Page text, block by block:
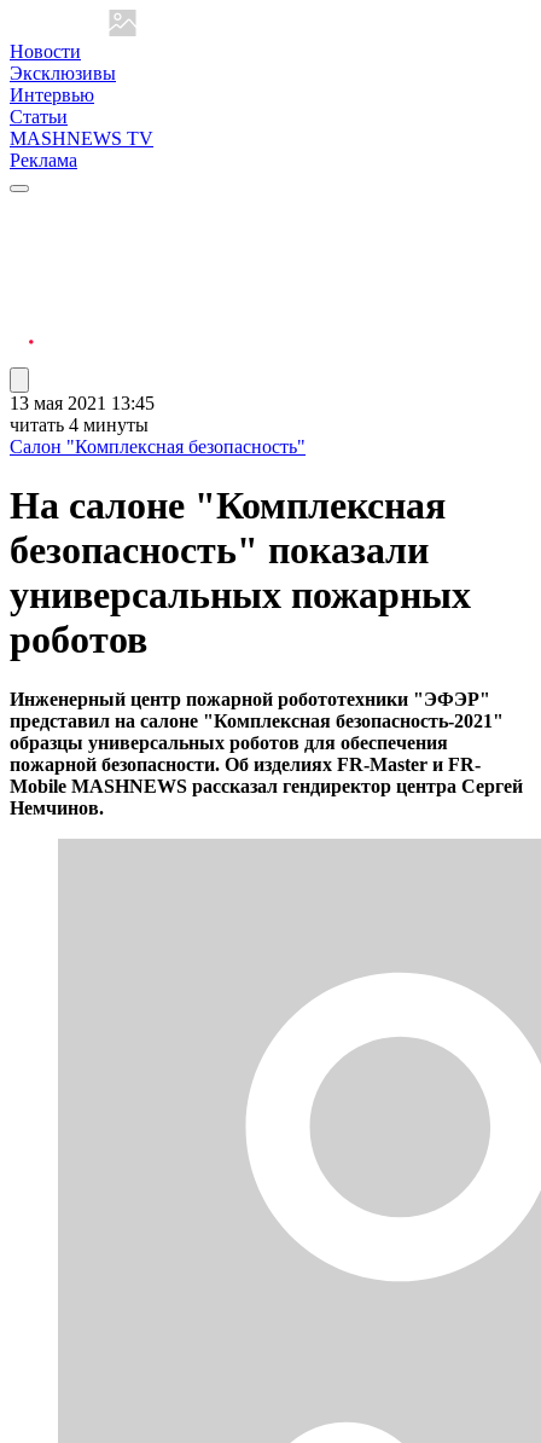
Новости
Эксклюзивы
Интервью
Статьи
MASHNEWS TV
Реклама
13 мая 2021 13:45
читать 4 минуты
Салон "Комплексная безопасность"
На салоне "Комплексная
безопасность" показали
универсальных пожарных
роботов
Инженерный центр пожарной робототехники "ЭФЭР"
представил на салоне "Комплексная безопасность-2021"
образцы универсальных роботов для обеспечения
пожарной безопасности. Об изделиях FR-Master и FR-
Mobile MASHNEWS рассказал гендиректор центра Сергей
Немчинов.